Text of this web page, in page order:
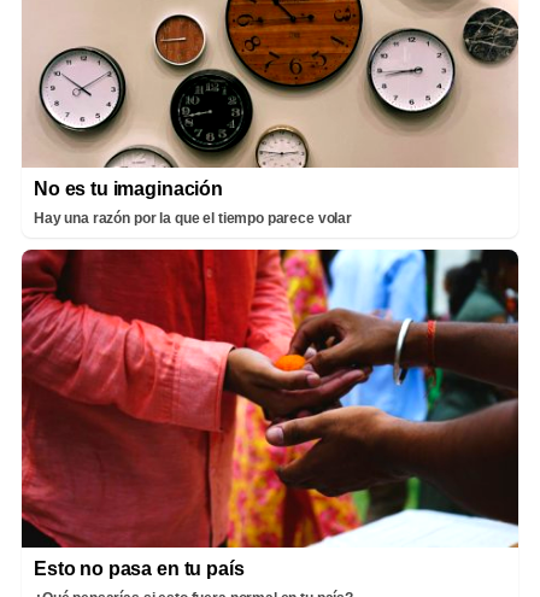
No es tu imaginación
Hay una razón por la que el tiempo parece volar
Esto no pasa en tu país